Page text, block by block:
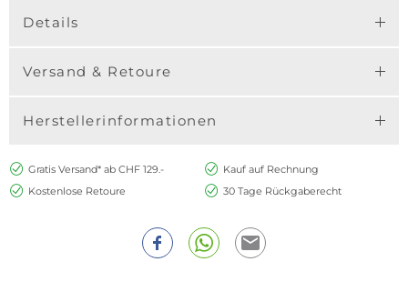
Details
Versand & Retoure
Herstellerinformationen
Gratis Versand* ab CHF 129.-
Kauf auf Rechnung
Kostenlose Retoure
30 Tage Rückgaberecht